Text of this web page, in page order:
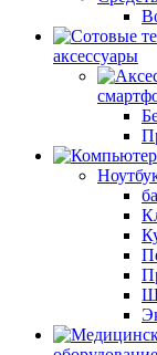
аксессуары